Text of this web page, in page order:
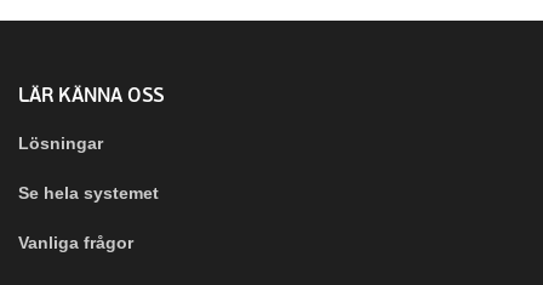
LÄR KÄNNA OSS
Lösningar
Se hela systemet
Vanliga frågor